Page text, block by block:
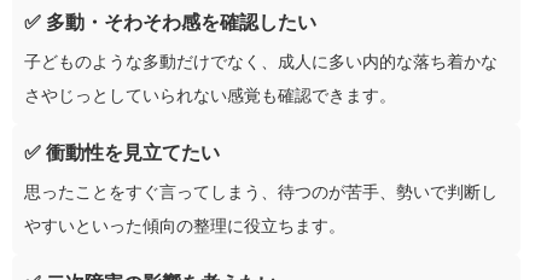
✅ 多動・そわそわ感を確認したい
子どものような多動だけでなく、成人に多い内的な落ち着かな
さやじっとしていられない感覚も確認できます。
✅ 衝動性を見立てたい
思ったことをすぐ言ってしまう、待つのが苦手、勢いで判断し
やすいといった傾向の整理に役立ちます。